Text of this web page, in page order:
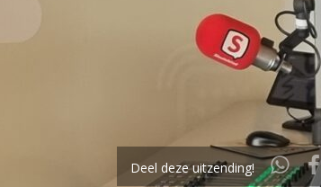
Deel deze uitzending!